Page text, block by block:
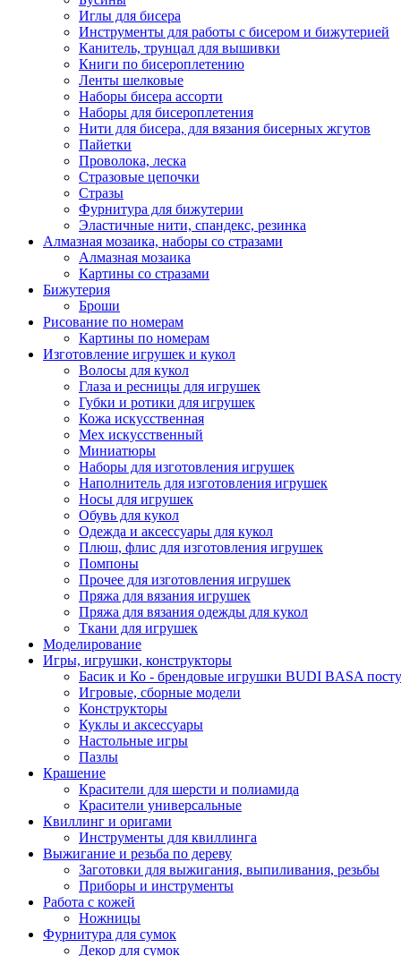
Иглы для бисера
Инструменты для работы с бисером и бижутерией
Канитель, трунцал для вышивки
Книги по бисероплетению
Ленты шелковые
Наборы бисера ассорти
Наборы для бисероплетения
Нити для бисера, для вязания бисерных жгутов
Пайетки
Проволока, леска
Стразовые цепочки
Стразы
Фурнитура для бижутерии
Эластичные нити, спандекс, резинка
Алмазная мозаика, наборы со стразами
Алмазная мозаика
Картины co стразами
Бижутерия
Броши
Рисование по номерам
Картины по номерам
Изготовление игрушек и кукол
Волосы для кукол
Глаза и ресницы для игрушек
Губки и ротики для игрушек
Кожа искусственная
Мех искусственный
Миниатюры
Наборы для изготовления игрушек
Наполнитель для изготовления игрушек
Носы для игрушек
Обувь для кукол
Одежда и аксессуары для кукол
Плюш, флис для изготовления игрушек
Помпоны
Прочее для изготовления игрушек
Пряжа для вязания игрушек
Пряжа для вязания одежды для кукол
Ткани для игрушек
Моделирование
Игры, игрушки, конструкторы
Басик и Ко - брендовые игрушки BUDI BASA
Игровые, сборные модели
Конструкторы
Куклы и аксессуары
Настольные игры
Пазлы
Крашение
Красители для шерсти и полиамида
Красители универсальные
Квиллинг и оригами
Инструменты для квиллинга
Выжигание и резьба по дереву
Заготовки для выжигания, выпиливания, резьбы
Приборы и инструменты
Работа с кожей
Ножницы
Фурнитура для сумок
Декор для сумок